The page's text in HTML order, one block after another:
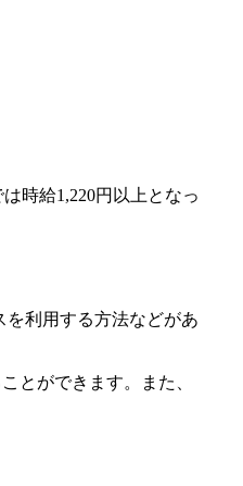
時給1,220円以上となっ
を利用する方法などがあ
とができます。また、